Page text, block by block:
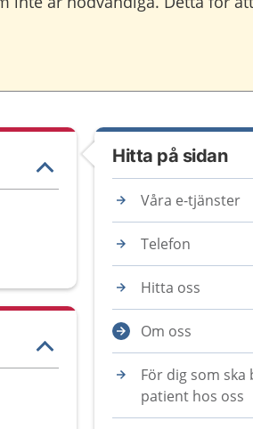
Hitta på sidan
Våra e-tjänster
Telefon
Hitta oss
Om oss
För dig som ska
patient hos oss